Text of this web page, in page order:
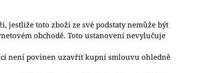
jestliže toto zboží ze své podstaty nemůže být
obchodě. Toto ustanovení nevylučuje
není povinen uzavřít kupní smlouvu ohledně